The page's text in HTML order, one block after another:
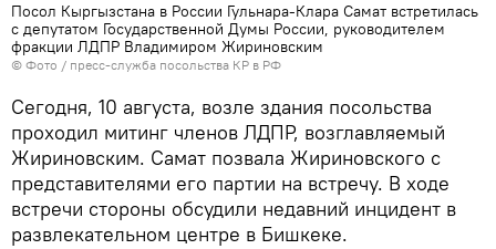
Посол Кыргызстана в России Гульнара-Клара Самат встретилась
с депутатом Государственной Думы России, руководителем
фракции ЛДПР Владимиром Жириновским
© Фото / пресс-служба посольства КР в РФ
Сегодня, 10 августа, возле здания посольства
проходил митинг членов ЛДПР, возглавляемый
Жириновским. Самат позвала Жириновского с
представителями его партии на встречу. В ходе
встречи стороны обсудили недавний инцидент в
развлекательном центре в Бишкеке.